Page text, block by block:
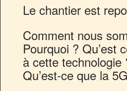
Le chantier est
Comment nous
Pourquoi ? Qu’est
à cette
Qu’est-ce que la